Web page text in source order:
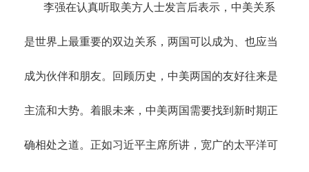
李强在认真听取美方人士发言后表示，中美关系
是世界上最重要的双边关系，两国可以成为、也应当
成为伙伴和朋友。回顾历史，中美两国的友好往来是
主流和大势。着眼未来，中美两国需要找到新时期正
确相处之道。正如习近平主席所讲，宽广的太平洋可